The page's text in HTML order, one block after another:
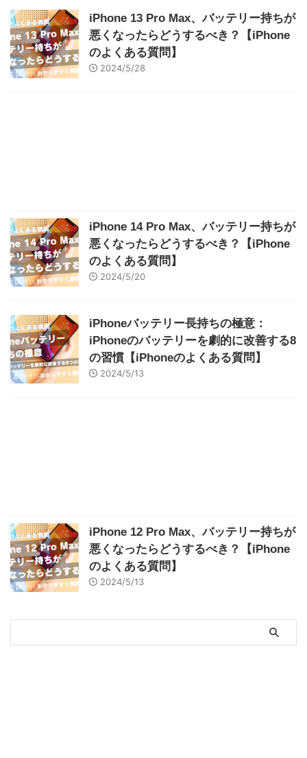
iPhone 13 Pro Max、バッテリー持ちが
悪くなったらどうするべき？【iPhone
のよくある質問】
2024/5/28
iPhone 14 Pro Max、バッテリー持ちが
悪くなったらどうするべき？【iPhone
のよくある質問】
2024/5/20
iPhoneバッテリー長持ちの極意：
iPhoneのバッテリーを劇的に改善する8
の習慣【iPhoneのよくある質問】
2024/5/13
iPhone 12 Pro Max、バッテリー持ちが
悪くなったらどうするべき？【iPhone
のよくある質問】
2024/5/13